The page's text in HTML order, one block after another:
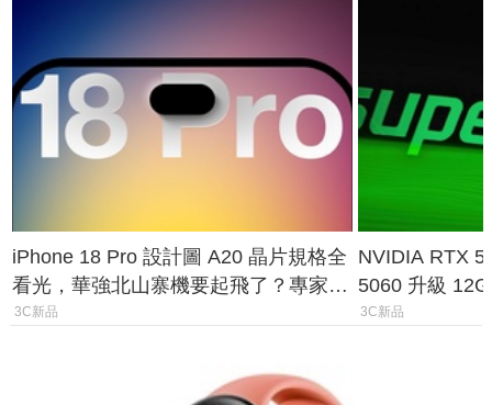
iPhone 18 Pro 設計圖 A20 晶片規格全
看光，華強北山寨機要起飛了？專家曝
山寨機無法復刻兩大關鍵
3C新品
NVIDIA RTX
5060 升級
次規格終於不
3C新品